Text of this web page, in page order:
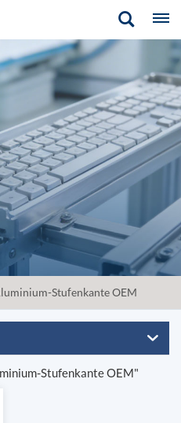
Stufenkante OEM
Stufenkante OEM"